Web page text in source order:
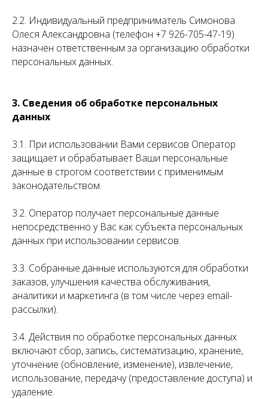
2.2. Индивидуальный предприниматель Симонова
Олеся Александровна (телефон +7 926-705-47-19)
назначен ответственным за организацию обработки
персональных данных.
3. Сведения об обработке персональных
данных
3.1. При использовании Вами сервисов Оператор
защищает и обрабатывает Ваши персональные
данные в строгом соответствии с применимым
законодательством.
3.2. Оператор получает персональные данные
непосредственно у Вас как субъекта персональных
данных при использовании сервисов.
3.3. Собранные данные используются для обработки
заказов, улучшения качества обслуживания,
аналитики и маркетинга (в том числе через email-
рассылки).
3.4. Действия по обработке персональных данных
включают сбор, запись, систематизацию, хранение,
уточнение (обновление, изменение), извлечение,
использование, передачу (предоставление доступа) и
удаление.